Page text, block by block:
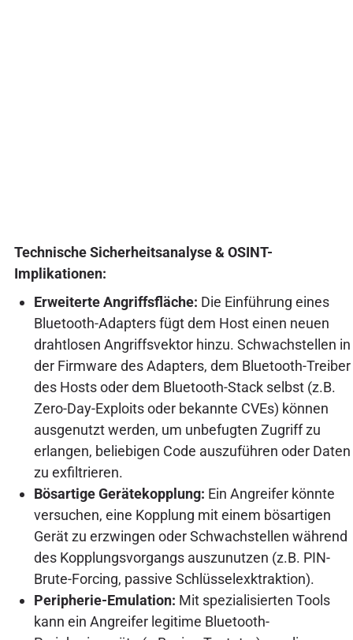
Technische Sicherheitsanalyse & OSINT-
Implikationen:
Erweiterte Angriffsfläche: Die Einführung eines
Bluetooth-Adapters fügt dem Host einen neuen
drahtlosen Angriffsvektor hinzu. Schwachstellen in
der Firmware des Adapters, dem Bluetooth-Treiber
des Hosts oder dem Bluetooth-Stack selbst (z.B.
Zero-Day-Exploits oder bekannte CVEs) können
ausgenutzt werden, um unbefugten Zugriff zu
erlangen, beliebigen Code auszuführen oder Daten
zu exfiltrieren.
Bösartige Gerätekopplung: Ein Angreifer könnte
versuchen, eine Kopplung mit einem bösartigen
Gerät zu erzwingen oder Schwachstellen während
des Kopplungsvorgangs auszunutzen (z.B. PIN-
Brute-Forcing, passive Schlüsselexktraktion).
Peripherie-Emulation: Mit spezialisierten Tools
kann ein Angreifer legitime Bluetooth-